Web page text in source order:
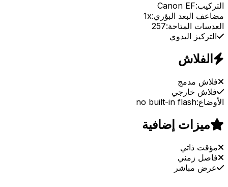
التركيب:Canon EF
مضاعف البعد البؤري:1x
العدسات المتاحة:257
التركيز اليدوي
الفلاش
فلاش مدمج
فلاش خارجي
الأوضاع:no built-in flash
ميزات إضافية
مؤقت ذاتي
فاصل زمني
عرض مباشر